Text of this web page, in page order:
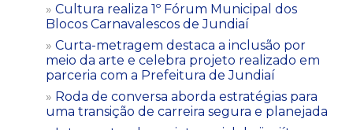
Cultura realiza 1º Fórum Municipal dos
Blocos Carnavalescos de Jundiaí
Curta-metragem destaca a inclusão por
meio da arte e celebra projeto realizado em
parceria com a Prefeitura de Jundiaí
Roda de conversa aborda estratégias para
uma transição de carreira segura e planejada